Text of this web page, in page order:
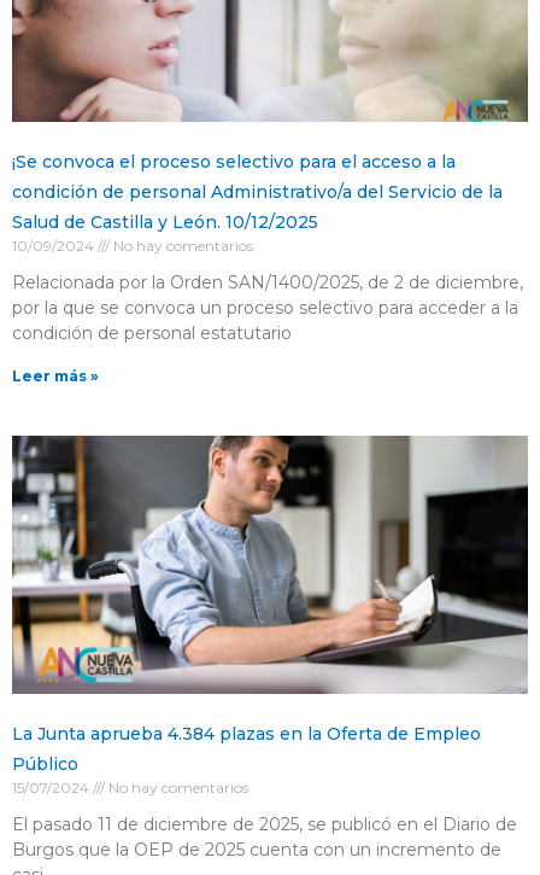
¡Se convoca el proceso selectivo para el acceso a la
condición de personal Administrativo/a del Servicio de la
Salud de Castilla y León. 10/12/2025
10/09/2024 No hay comentarios
Relacionada por la Orden SAN/1400/2025, de 2 de diciembre,
por la que se convoca un proceso selectivo para acceder a la
condición de personal estatutario
Leer más »
La Junta aprueba 4.384 plazas en la Oferta de Empleo
Público
15/07/2024 No hay comentarios
El pasado 11 de diciembre de 2025, se publicó en el Diario de
Burgos que la OEP de 2025 cuenta con un incremento de